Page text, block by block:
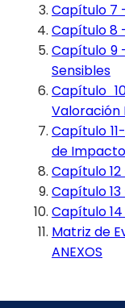
Capítulo 7
Capítulo 8
Capítulo 9
Sensibles
Capítulo
Valoración
Capítulo
de
Capítulo 12
Capítulo 13
Capítulo
Matriz de
ANEXOS